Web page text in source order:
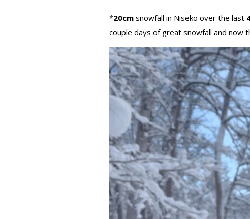
*20cm snowfall in Niseko over the last
couple days of great snowfall and now